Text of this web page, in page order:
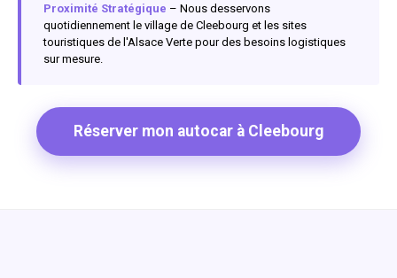
Proximité Stratégique – Nous desservons
quotidiennement le village de Cleebourg et les sites
touristiques de l'Alsace Verte pour des besoins logistiques
sur mesure.
Réserver mon autocar à Cleebourg